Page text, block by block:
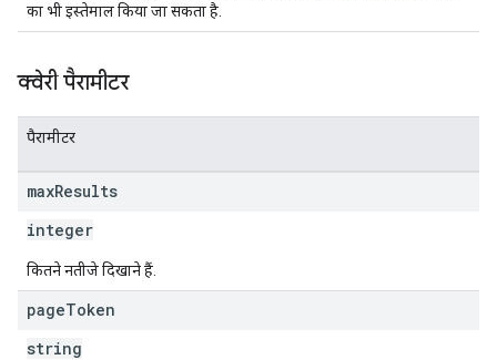
का भी इस्तेमाल किया जा सकता है.
क्वेरी पैरामीटर
पैरामीटर
maxResults
integer
कितने नतीजे दिखाने हैं.
pageToken
string